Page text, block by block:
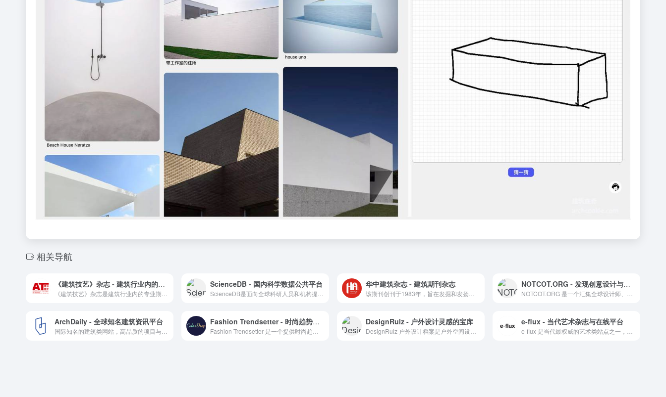
相关导航
《建筑技艺》杂志 - 建筑行业内的专业期刊 ScienceDB - 国内科学数据公共平台 华中建筑杂志 - 建筑期刊杂志 NOTCOT.ORG - 发现创意设计与产品的灵感之地
ArchDaily - 全球知名建筑资讯平台 Fashion Trendsetter - 时尚趋势预测与资讯 DesignRulz - 户外设计灵感的宝库 e-flux - 当代艺术杂志与在线平台